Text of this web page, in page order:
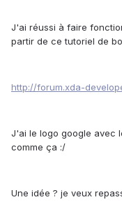
J'ai réussi à faire
partir de ce tutoriel de
http://forum.xda-
J'ai le logo google avec
comme ça :/
Une idée ? je veux